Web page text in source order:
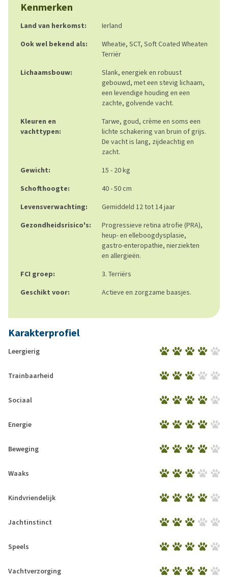
Kenmerken
Land van herkomst:
Ierland
Ook wel bekend als:
Wheatie, SCT, Soft Coated Wheaten
Terriër
Lichaamsbouw:
Slank, energiek en robuust
gebouwd, met een stevig lichaam,
een levendige houding en een
zachte, golvende vacht.
Kleuren en
vachttypen:
Tarwe, goud, crème en soms een
lichte schakering van bruin of grijs.
De vacht is lang, zijdeachtig en
zacht.
Gewicht:
15 - 20 kg
Schofthoogte:
40 - 50 cm
Levensverwachting:
Gemiddeld 12 tot 14 jaar
Gezondheidsrisico's:
Progressieve retina atrofie (PRA),
heup- en elleboogdysplasie,
gastro-enteropathie, nierziekten
en allergieën.
FCI groep:
3. Terriërs
Geschikt voor:
Actieve en zorgzame baasjes.
Karakterprofiel
Leergierig
Trainbaarheid
Sociaal
Energie
Beweging
Waaks
Kindvriendelijk
Jachtinstinct
Speels
Vachtverzorging